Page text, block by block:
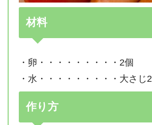
材料
・卵・・・・・・・・・2個
・水・・・・・・・・・大さじ2
作り方